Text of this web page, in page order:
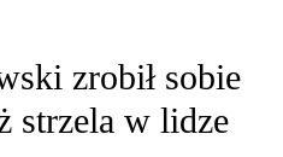
zrobił sobie
strzela w lidze